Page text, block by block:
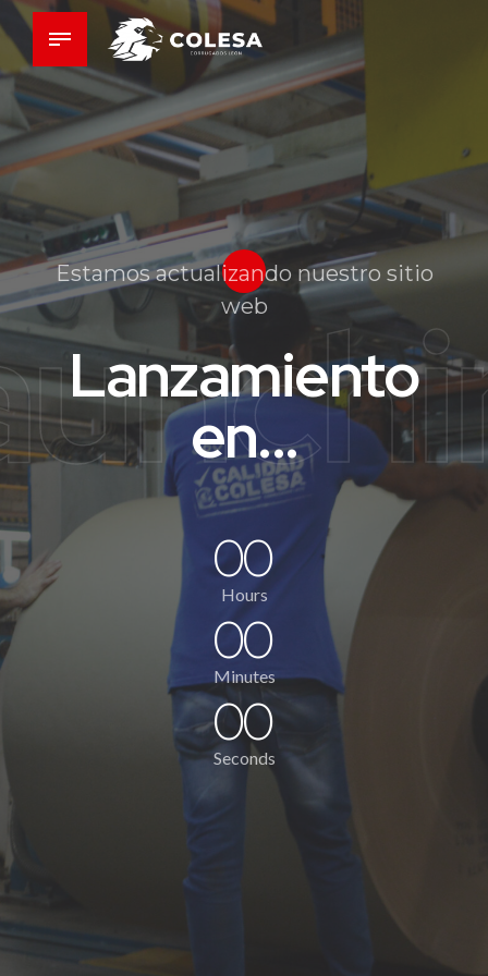
Estamos actualizando nuestro sitio
web
Lanzamiento
en...
0
0
0
0
Hours
0
0
0
0
Minutes
0
0
0
0
Seconds